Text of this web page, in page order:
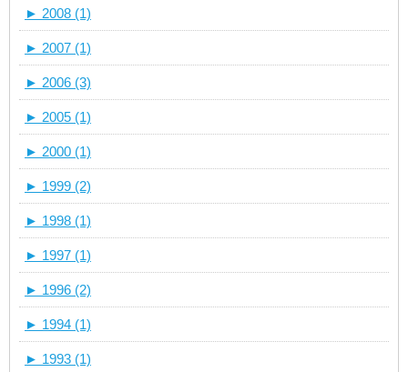
► 2008 (1)
► 2007 (1)
► 2006 (3)
► 2005 (1)
► 2000 (1)
► 1999 (2)
► 1998 (1)
► 1997 (1)
► 1996 (2)
► 1994 (1)
► 1993 (1)